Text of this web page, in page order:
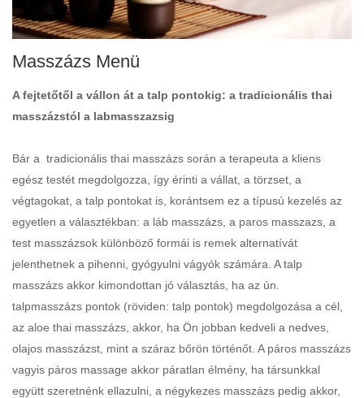
Masszázs Menü
A fejtetőtől a vállon át a talp pontokig: a tradicionális thai
masszázstól a labmasszazsig
Bár a tradicionális thai masszázs során a terapeuta a kliens
egész testét megdolgozza, így érinti a vállat, a törzset, a
végtagokat, a talp pontokat is, korántsem ez a típusú kezelés az
egyetlen a választékban: a láb masszázs, a paros masszazs, a
test masszázsok különböző formái is remek alternatívát
jelenthetnek a pihenni, gyógyulni vágyók számára. A talp
masszázs akkor kimondottan jó választás, ha az ún.
talpmasszázs pontok (röviden: talp pontok) megdolgozása a cél,
az aloe thai masszázs, akkor, ha Ön jobban kedveli a nedves,
olajos masszázst, mint a száraz bőrön történőt. A páros masszázs
vagyis páros massage akkor páratlan élmény, ha társunkkal
együtt szeretnénk ellazulni, a négykezes masszázs pedig akkor,